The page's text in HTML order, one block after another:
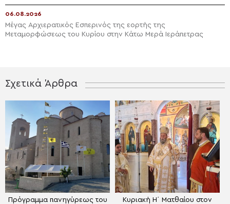
06.08.2026
Μέγας Αρχιερατικός Εσπερινός της εορτής της
Μεταμορφώσεως του Κυρίου στην Κάτω Μερά Ιεράπετρας
Σχετικά Άρθρα
Πρόγραμμα πανηγύρεως του
Κυριακή Η΄ Ματθαίου στον